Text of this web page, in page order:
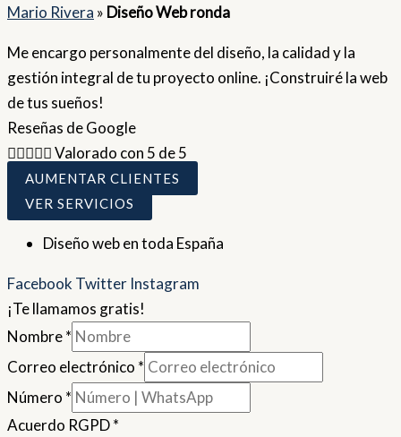
Mario Rivera » Diseño Web ronda
Me encargo personalmente del diseño, la calidad y la
gestión integral de tu proyecto online. ¡Construiré la web
de tus sueños!
Reseñas de Google
Valorado con 5 de 5
AUMENTAR CLIENTES
VER SERVICIOS
Diseño web en toda España
Facebook Twitter Instagram
¡Te llamamos gratis!
Nombre*
Correo electrónico *
Número *
Acuerdo RGPD*